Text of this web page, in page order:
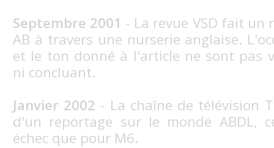
Septembre 2001 - La revue VSD fait un
AB à travers une nurserie anglaise.
et le ton donné à l'article ne sont pas
ni concluant.
Janvier 2002 - La chaîne de télévision
d'un reportage sur le monde ABDL,
échec que pour M6.